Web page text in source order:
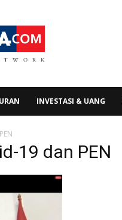
INVESTASI & UANG
19 dan PEN